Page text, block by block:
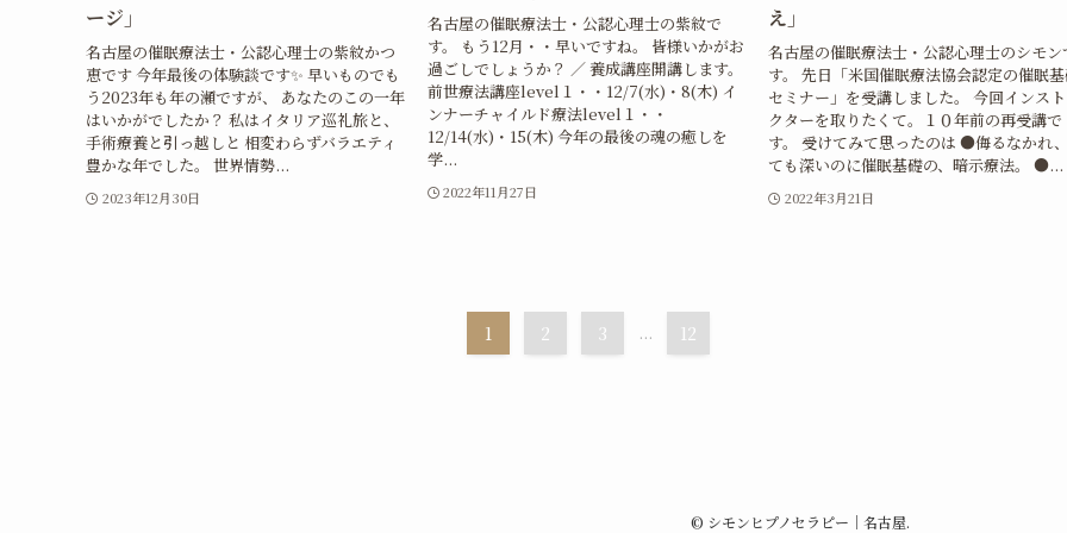
ージ」
名古屋の催眠療法士・公認心理士の紫紋かつ
恵です 今年最後の体験談です✨ 早いものでも
う2023年も年の瀬ですが、 あなたのこの一年
はいかがでしたか？ 私はイタリア巡礼旅と、
手術療養と引っ越しと 相変わらずバラエティ
豊かな年でした。 世界情勢...
2023年12月30日
名古屋の催眠療法士・公認心理士の紫紋で
す。 もう12月・・早いですね。 皆様いかがお
過ごしでしょうか？ ／ 養成講座開講します。
前世療法講座level１・・12/7(水)・8(木) イ
ンナーチャイルド療法level１・・
12/14(水)・15(木) 今年の最後の魂の癒しを
学...
2022年11月27日
え」
名古屋の催眠療法士・公認心理士のシモン
す。 先日「米国催眠療法協会認定の催眠
セミナー」を受講しました。 今回インス
クターを取りたくて。１０年前の再受講で
す。 受けてみて思ったのは ●侮るなかれ
ても深いのに催眠基礎の、暗示療法。 ●...
2022年3月21日
1 2 3 ... 12
© シモンヒプノセラピー｜名古屋.